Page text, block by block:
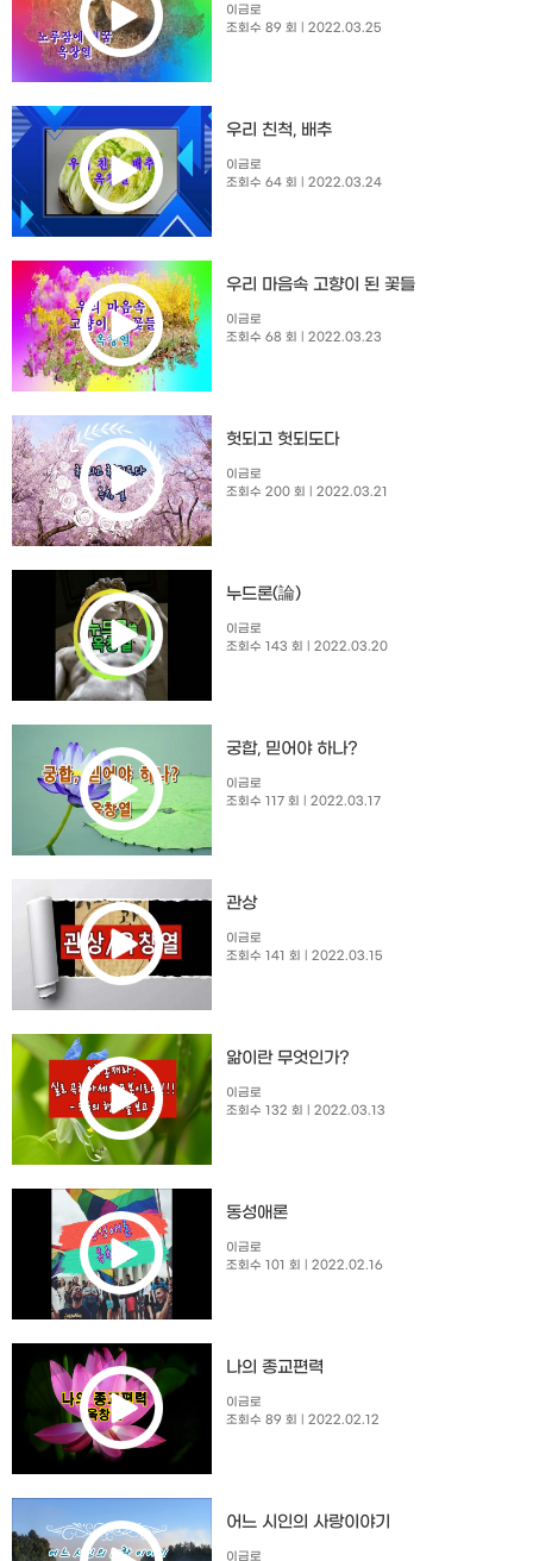
이금로
조회수 89 회
| 2022.03.25
우리 친척, 배추
이금로
조회수 64 회
| 2022.03.24
우리 마음속 고향이 된 꽃들
이금로
조회수 68 회
| 2022.03.23
헛되고 헛되도다
이금로
조회수 200 회
| 2022.03.21
누드론(論)
이금로
조회수 143 회
| 2022.03.20
궁합, 믿어야 하나?
이금로
조회수 117 회
| 2022.03.17
관상
이금로
조회수 141 회
| 2022.03.15
앎이란 무엇인가?
이금로
조회수 132 회
| 2022.03.13
동성애론
이금로
조회수 101 회
| 2022.02.16
나의 종교편력
이금로
조회수 89 회
| 2022.02.12
​어느 시인의 사랑이야기
이금로